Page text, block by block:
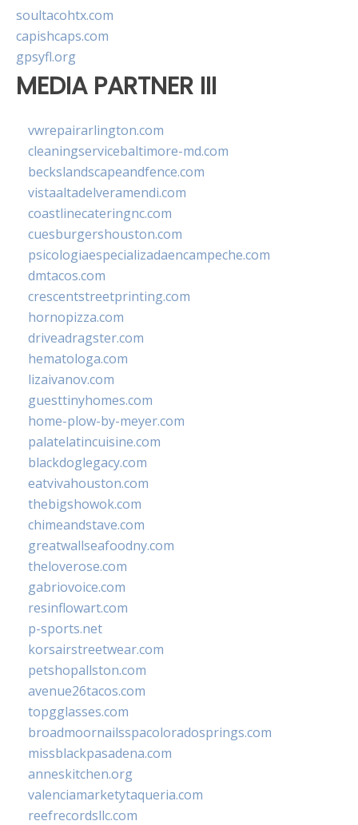
soultacohtx.com
capishcaps.com
gpsyfl.org
MEDIA PARTNER III
vwrepairarlington.com
cleaningservicebaltimore-md.com
beckslandscapeandfence.com
vistaaltadelveramendi.com
coastlinecateringnc.com
cuesburgershouston.com
psicologiaespecializadaencampeche.com
dmtacos.com
crescentstreetprinting.com
hornopizza.com
driveadragster.com
hematologa.com
lizaivanov.com
guesttinyhomes.com
home-plow-by-meyer.com
palatelatincuisine.com
blackdoglegacy.com
eatvivahouston.com
thebigshowok.com
chimeandstave.com
greatwallseafoodny.com
theloverose.com
gabriovoice.com
resinflowart.com
p-sports.net
korsairstreetwear.com
petshopallston.com
avenue26tacos.com
topgglasses.com
broadmoornailsspacoloradosprings.com
missblackpasadena.com
anneskitchen.org
valenciamarketytaqueria.com
reefrecordsllc.com